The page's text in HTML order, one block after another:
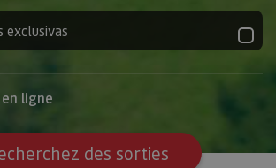
exclusivas
ligne
des sorties